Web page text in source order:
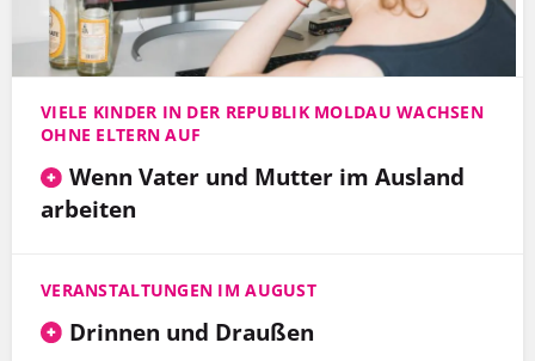
VIELE KINDER IN DER REPUBLIK MOLDAU WACHSEN
OHNE ELTERN AUF
Wenn Vater und Mutter im Ausland
arbeiten
VERANSTALTUNGEN IM AUGUST
Drinnen und Draußen